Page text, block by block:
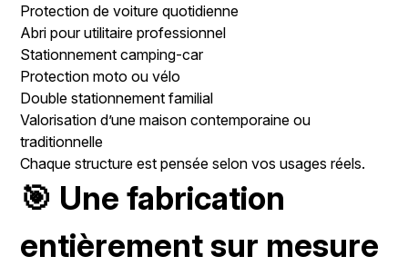
Protection de voiture quotidienne
Abri pour utilitaire professionnel
Stationnement camping-car
Protection moto ou vélo
Double stationnement familial
Valorisation d’une maison contemporaine ou
traditionnelle
Chaque structure est pensée selon vos usages réels.
🎯 Une fabrication
entièrement sur mesure